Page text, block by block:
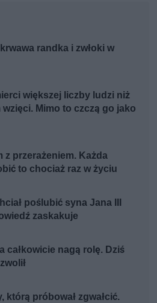
randka i zwłoki w
większej liczby ludzi niż
Mimo to czczą go jako
z przerażeniem. Każda
to chociaż raz w życiu
poślubić syna Jana III
zaskakuje
całkowicie nagą rolę. Dziś
którą próbował zgwałcić.